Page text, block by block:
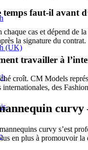
temps faut-il avant
chaque cas et dépend de
la signature du
travailler à
croît. CM Models
des
curvy
curvy s’est
en plus à promouvoir